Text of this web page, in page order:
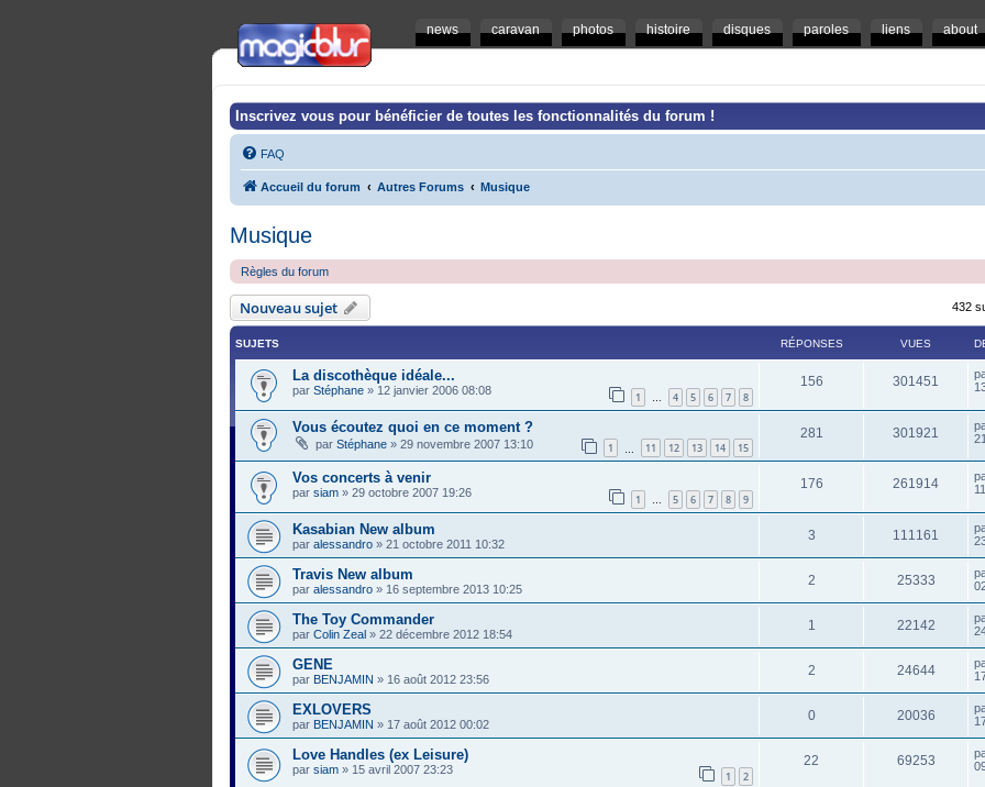
news caravan photos histoire disques paroles liens about
Inscrivez vous pour bénéficier de toutes les fonctionnalités du forum !
FAQ
Accueil du forum Autres Forums Musique
Musique
Règles du forum
Nouveau sujet 432
SUJETS RÉPONSES VUES
La discothèque idéale...
par Stéphane » 12 janvier 2006 08:08 1 … 4 5 6 7 8
156 301451
Vous écoutez quoi en ce moment ?
par Stéphane » 29 novembre 2007 13:10 1 11 12 13 14 15
281 301921
Vos concerts à venir
par siam » 29 octobre 2007 19:26 1 … 5 6 7 8 9
176 261914
Kasabian New album
par alessandro » 21 octobre 2011 10:32
3 111161
Travis New album
par alessandro » 16 septembre 2013 10:25
2 25333
The Toy Commander
par Colin Zeal » 22 décembre 2012 18:54
1 22142
GENE
par BENJAMIN » 16 août 2012 23:56
2 24644
EXLOVERS
par BENJAMIN » 17 août 2012 00:02
0 20036
Love Handles (ex Leisure)
par siam » 15 avril 2007 23:23 1 2
22 69253